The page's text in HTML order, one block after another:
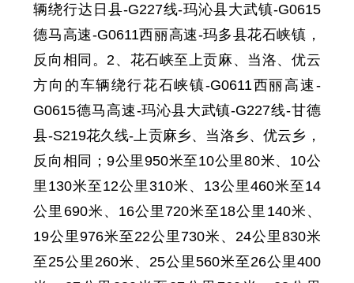
辆绕行达日县-G227线-玛沁县大武镇-G0615
德马高速-G0611西丽高速-玛多县花石峡镇，
反向相同。2、 花石峡至上贡麻、当洛、优云
方向的车辆绕行花石峡镇-G0611西丽高速-
G0615德马高速-玛沁县大武镇-G227线-甘德
县-S219花久线-上贡麻乡、当洛乡、优云乡，
反向相同 ；9公里950米至10公里80米、 10公
里 130米至12公里310米、 13公里460米至14
公里 690米、 16公里 720米至18公里 140米、
19公里976米至22公里 730米、 24公里830米
至25公里 260米、 25公里560米至26公里400